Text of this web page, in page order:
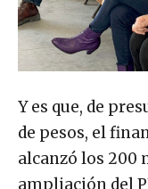
Y es que, de
de pesos, el
alcanzó los 200
ampliación del